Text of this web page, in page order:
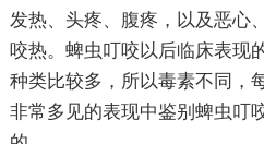
发热、头疼、腹疼，以及恶心
咬热。蜱虫叮咬以后临床表现
种类比较多，所以毒素不同，
非常多见的表现中鉴别蜱虫叮